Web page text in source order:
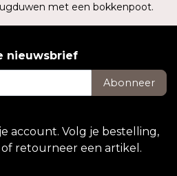
met een bokkenpoot.
nieuwsbrief
Abonneer
account. Volg je bestelling,
retourneer een artikel.